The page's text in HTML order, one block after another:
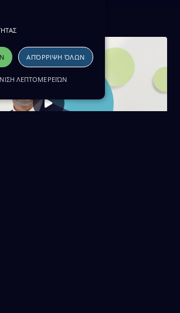
ΑΠΌΡΡΙΨΗ ΌΛΩΝ
ΛΕΠΤΟΜΕΡΕΙΏΝ